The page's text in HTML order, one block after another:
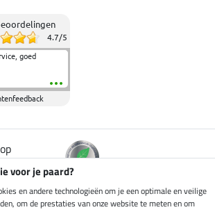
4.7/5
goed
voor je paard?
en andere technologieën om je een optimale en veilige
om de prestaties van onze website te meten en om